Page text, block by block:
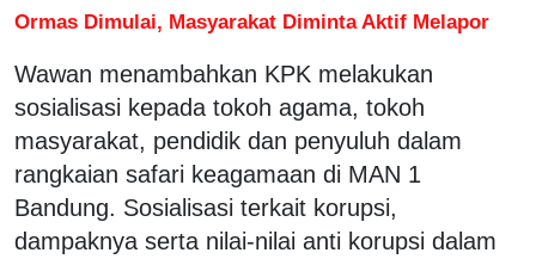
Ormas Dimulai, Masyarakat Diminta Aktif Melapor
Wawan menambahkan KPK melakukan
sosialisasi kepada tokoh agama, tokoh
masyarakat, pendidik dan penyuluh dalam
rangkaian safari keagamaan di MAN 1
Bandung. Sosialisasi terkait korupsi,
dampaknya serta nilai-nilai anti korupsi dalam